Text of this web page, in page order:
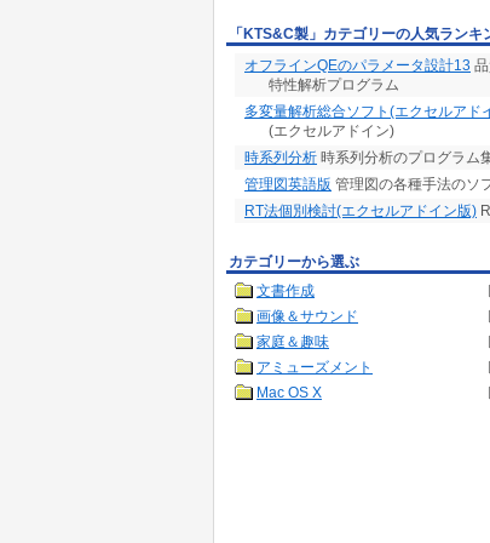
「KTS&C製」カテゴリーの人気ランキ
オフラインQEのパラメータ設計13
特性解析プログラム
多変量解析総合ソフト(エクセルアド
(エクセルアドイン)
時系列分析 時系列分析のプログラム
管理図英語版 管理図の各種手法のソ
RT法個別検討(エクセルアドイン版)
カテゴリーから選ぶ
文書作成
画像＆サウンド
家庭＆趣味
アミューズメント
Mac OS X